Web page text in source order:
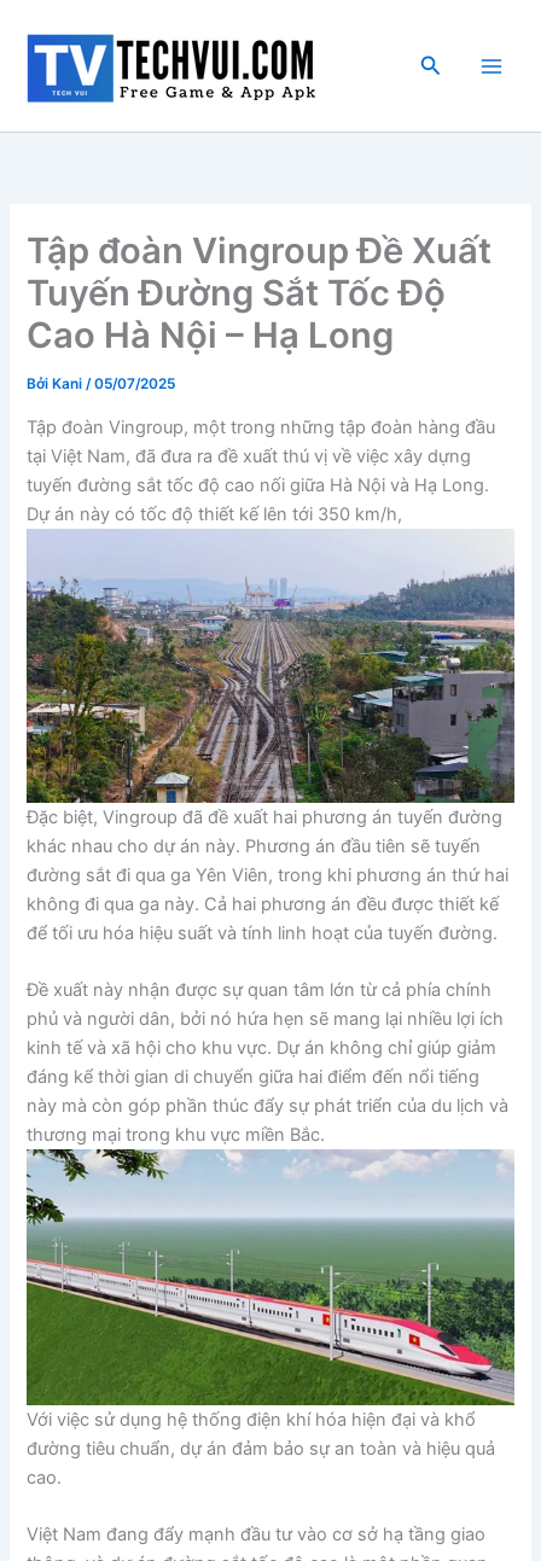
dung
Tìm
Tập đoàn Vingroup Đề Xuất
Tuyến Đường Sắt Tốc Độ
Cao Hà Nội – Hạ Long
Bởi Kani/05/07/2025
Tập đoàn Vingroup, một trong những tập đoàn hàng đầu
tại Việt Nam, đã đưa ra đề xuất thú vị về việc xây dựng
tuyến đường sắt tốc độ cao nối giữa Hà Nội và Hạ Long.
Dự án này có tốc độ thiết kế lên tới 350 km/h,
Đặc biệt, Vingroup đã đề xuất hai phương án tuyến đường
khác nhau cho dự án này. Phương án đầu tiên sẽ tuyến
đường sắt đi qua ga Yên Viên, trong khi phương án thứ hai
không đi qua ga này. Cả hai phương án đều được thiết kế
để tối ưu hóa hiệu suất và tính linh hoạt của tuyến đường.
Đề xuất này nhận được sự quan tâm lớn từ cả phía chính
phủ và người dân, bởi nó hứa hẹn sẽ mang lại nhiều lợi ích
kinh tế và xã hội cho khu vực. Dự án không chỉ giúp giảm
đáng kể thời gian di chuyển giữa hai điểm đến nổi tiếng
này mà còn góp phần thúc đẩy sự phát triển của du lịch và
thương mại trong khu vực miền Bắc.
Với việc sử dụng hệ thống điện khí hóa hiện đại và khổ
đường tiêu chuẩn, dự án đảm bảo sự an toàn và hiệu quả
cao.
Việt Nam đang đẩy mạnh đầu tư vào cơ sở hạ tầng giao